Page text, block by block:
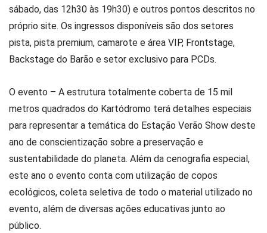
sábado, das 12h30 às 19h30) e outros pontos descritos no
próprio site. Os ingressos disponíveis são dos setores
pista, pista premium, camarote e área VIP, Frontstage,
Backstage do Barão e setor exclusivo para PCDs.
O evento – A estrutura totalmente coberta de 15 mil
metros quadrados do Kartódromo terá detalhes especiais
para representar a temática do Estação Verão Show deste
ano de conscientização sobre a preservação e
sustentabilidade do planeta. Além da cenografia especial,
este ano o evento conta com utilização de copos
ecológicos, coleta seletiva de todo o material utilizado no
evento, além de diversas ações educativas junto ao
público.